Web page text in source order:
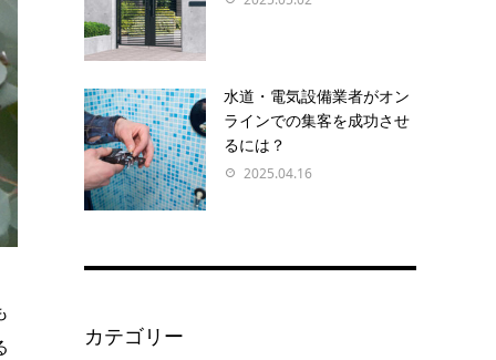
水道・電気設備業者がオン
ラインでの集客を成功させ
るには？
2025.04.16
カテゴリー